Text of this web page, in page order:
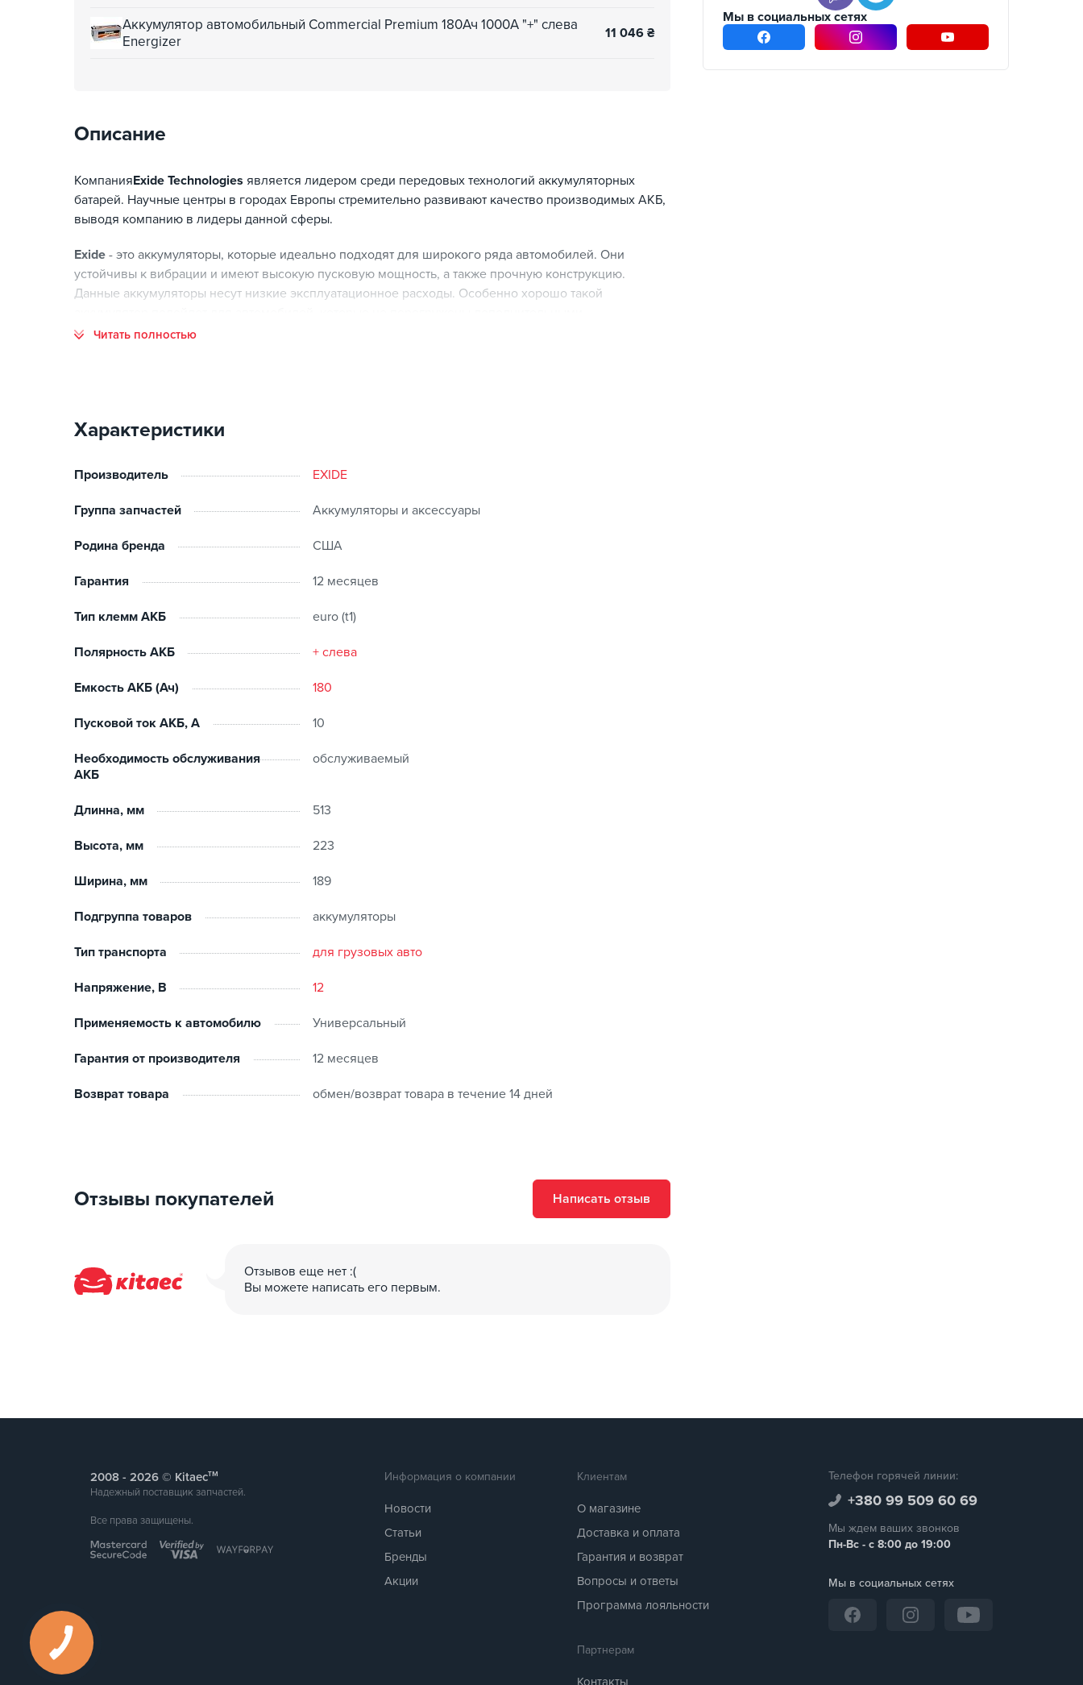
Аккумулятор автомобильный Commercial Premium 180Ач 1000А "+" слева
Energizer
11 046 ₴
Описание
КомпанияExide Technologies является лидером среди передовых технологий аккумуляторных
батарей. Научные центры в городах Европы стремительно развивают качество производимых АКБ,
выводя компанию в лидеры данной сферы.
Exide - это аккумуляторы, которые идеально подходят для широкого ряда автомобилей. Они
устойчивы к вибрации и имеют высокую пусковую мощность, а также прочную конструкцию.
Данные аккумуляторы несут низкие эксплуатационное расходы. Особенно хорошо такой
электроприборами. Аккумуляторы EXIDE производятся на европейском оборудовании и
Преимущества:
Корпус батареи изготовлен из ударопрочного пластика, который позволяет использование в
Благодаря съемной планке крышки, владелец данного АКБ имеет возможность контроля уровня
Современная технология изготовления крышки, исключает неконтролируемое искрения и
Высокая пусковая мощность позволяет осуществить холодный старт двигателя даже в экстремально
Такой запас мощности будет огромным преимуществом в условиях городской езды с частыми
Читать полностью
Характеристики
Производитель EXIDE
Группа запчастей Аккумуляторы и аксессуары
Родина бренда США
Гарантия 12 месяцев
Тип клемм АКБ euro (t1)
Полярность АКБ + слева
Емкость АКБ (Ач) 180
Пусковой ток АКБ, А 10
Необходимость обслуживания
АКБ
обслуживаемый
Длинна, мм 513
Высота, мм 223
Ширина, мм 189
Подгруппа товаров аккумуляторы
Тип транспорта для грузовых авто
Напряжение, В 12
Применяемость к автомобилю Универсальный
Гарантия от производителя 12 месяцев
Возврат товара обмен/возврат товара в течение 14 дней
Отзывы покупателей Написать отзыв
Отзывов еще нет :(
Вы можете написать его первым.
Мы в социальных сетях
Информация о компании
Новости
Статьи
Бренды
Акции
Клиентам
О магазине
Доставка и оплата
Гарантия и возврат
Вопросы и ответы
Программа лояльности
Партнерам
Контакты
Телефон горячей линии:
+380 99 509 60 69
Мы ждем ваших звонков
Пн-Вс - с 8:00 до 19:00
Мы в социальных сетях
2008 - © Kitaecтм
Надежный поставщик запчастей.
Все права защищены.